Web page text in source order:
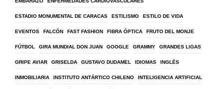
ESTADIO MONUMENTAL DE CARACAS ESTILISMO ESTILO DE VIDA
EVENTOS FALCÓN FAST FASHION FIBRA ÓPTICA FRUTO DEL MONJE
FÚTBOL GIRA MUNDIAL DON JUAN GOOGLE GRAMMY GRANDES LIGAS
GRIPE AVIAR GRISELDA GUSTAVO DUDAMEL IDIOMAS INGLÉS
INMOBILIARIA INSTITUTO ANTÁRTICO CHILENO INTELIGENCIA ARTIFICIAL